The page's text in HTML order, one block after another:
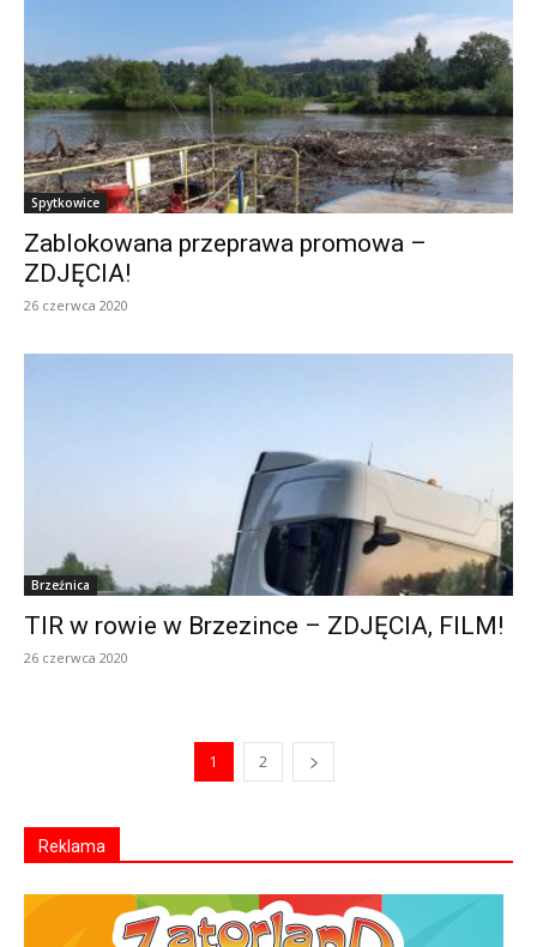
Spytkowice
Zablokowana przeprawa promowa –
ZDJĘCIA!
26 czerwca 2020
Brzeźnica
TIR w rowie w Brzezince – ZDJĘCIA, FILM!
26 czerwca 2020
1 2
Reklama